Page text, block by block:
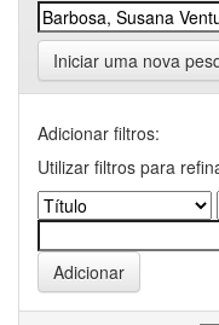
Iniciar uma nova
Adicionar filtros:
Utilizar filtros para